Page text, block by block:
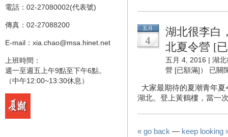
電話：02-27080002(代表號)
傳真：02-27088200
E-mail：xia.chao@msa.hinet.net
上班時間：
週一至週五上午9點至下午6點。
（中午12:00~13:30休息）
五月
4
湖北很李白
北夏令營 [
五月 4, 2016 | 湖北
營 [已額滿]）
已關
大家最期待的夏潮青年
湖北。登上黃鶴樓，當一
« go back — keep looking